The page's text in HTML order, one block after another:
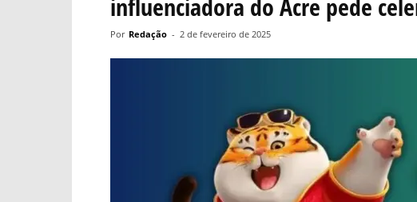
influenciadora do Acre pede
Por Redação - 2 de fevereiro de 2025